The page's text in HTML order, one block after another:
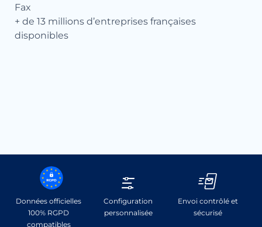
Fax
+ de 13 millions d’entreprises françaises
disponibles
Données officielles
100% RGPD
compatibles
Configuration
personnalisée
Envoi contrôlé et
sécurisé